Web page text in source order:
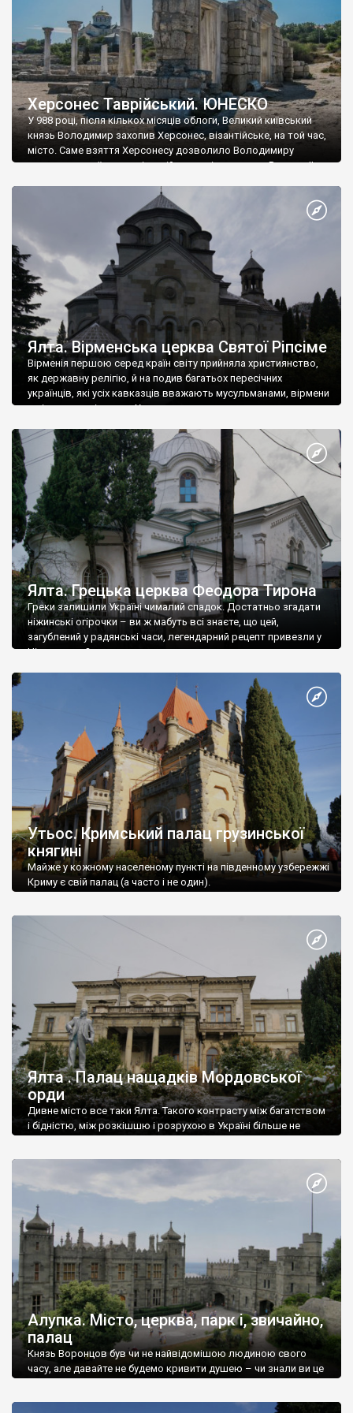
Херсонес Таврійський. ЮНЕСКО
У 988 році, після кількох місяців облоги, Великий київський
князь Володимир захопив Херсонес, візантійське, на той час,
місто. Саме взяття Херсонесу дозволило Володимиру
диктувати свої умови візантійському імператору Василю ІІ, та
Херсонесі Володимир-язичник, став Василем-християнином.
А потім було Хрещення Русі. На честь Херсонесу Таврійського
Ялта. Вірменська церква Святої Ріпсіме
Вірменія першою серед країн світу прийняла християнство,
як державну релігію, й на подив багатьох пересічних
українців, які усіх кавказців вважають мусульманами, вірмени
є відданими вірянами Христа
Ялта. Грецька церква Феодора Тирона
Греки залишили Україні чималий спадок. Достатньо згадати
ніжинські огірочки – ви ж мабуть всі знаєте, що цей,
загублений у радянські часи, легендарний рецепт привезли у
Ніжин греки?
Утьос. Кримський палац грузинської
княгині
Майже у кожному населеному пункті на південному узбережжі
Криму є свій палац (а часто і не один).
Ялта . Палац нащадків Мордовської
орди
Дивне місто все таки Ялта. Такого контрасту між багатством
і бідністю, між розкішшю і розрухою в Україні більше не
Алупка. Місто, церква, парк і, звичайно,
палац
Князь Воронцов був чи не найвідомішою людиною свого
часу, але давайте не будемо кривити душею – чи знали ви це